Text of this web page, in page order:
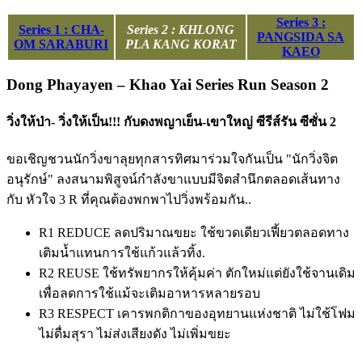
Series 1 : CHA-
OM SARABURI
Series 2 : KHLONG
PLA KANG KORAT
Series 3 :
PANGSIDA SA
KAEO
Dong Phayayen – Khao Yai Series Run Season 2
วิ่งให้ป่า​- วิ่งให้เป็น!!! กับดงพญาเย็น-เขาใหญ่ ซีรีส์รัน ซีซั่น 2
ขอเชิญชวนนักวิ่งขาลุยทุกสารทิศมาร่วมใจกันเป็น "นักวิ่งจิต
อนุรักษ์"​ ลงสนามพิสูจน์กำลังขาแบบมีจิตสำนึก​ตลอดเส้นทาง
กับ​ หัวใจ 3 R​ ที่คุณต้องพกพาไปวิ่งพร้อมกัน..
R1​ REDUCE ลดปริมาณขยะ ใช้ขวดเดียวเฟี้ยวตลอดทาง​
เติมน้ำแทนการใช้แก้วแล้วทิ้ง.
R​2​ REUSE ใช้ทรัพยากรให้คุ้มค่า ตักใหม่แต่ยังใช้จานเดิม​
เพื่อลดการใช้แม้จะเติมอาหารหลายรอบ
R3 RESPECT เคารพกติกาของอุทยานแห่งชาติ ไม่ใช้โฟม
ไม่ดื่มสุรา ไม่ส่งเสียงดัง​ ไม่เพิ่มขยะ​